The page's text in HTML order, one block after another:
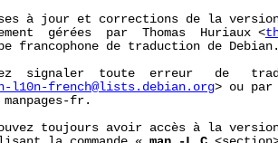
à jour et corrections de la
gérées  par  Thomas  Huriaux <
francophone de traduction de
signaler  toute  erreur   de
l10n-french@lists.debian.org> ou par
fr.
toujours avoir accès à la